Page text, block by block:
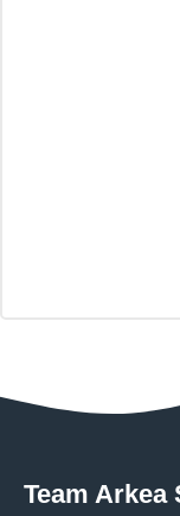
Team Arkea